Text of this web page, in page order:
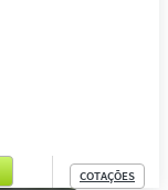
COTAÇÕES